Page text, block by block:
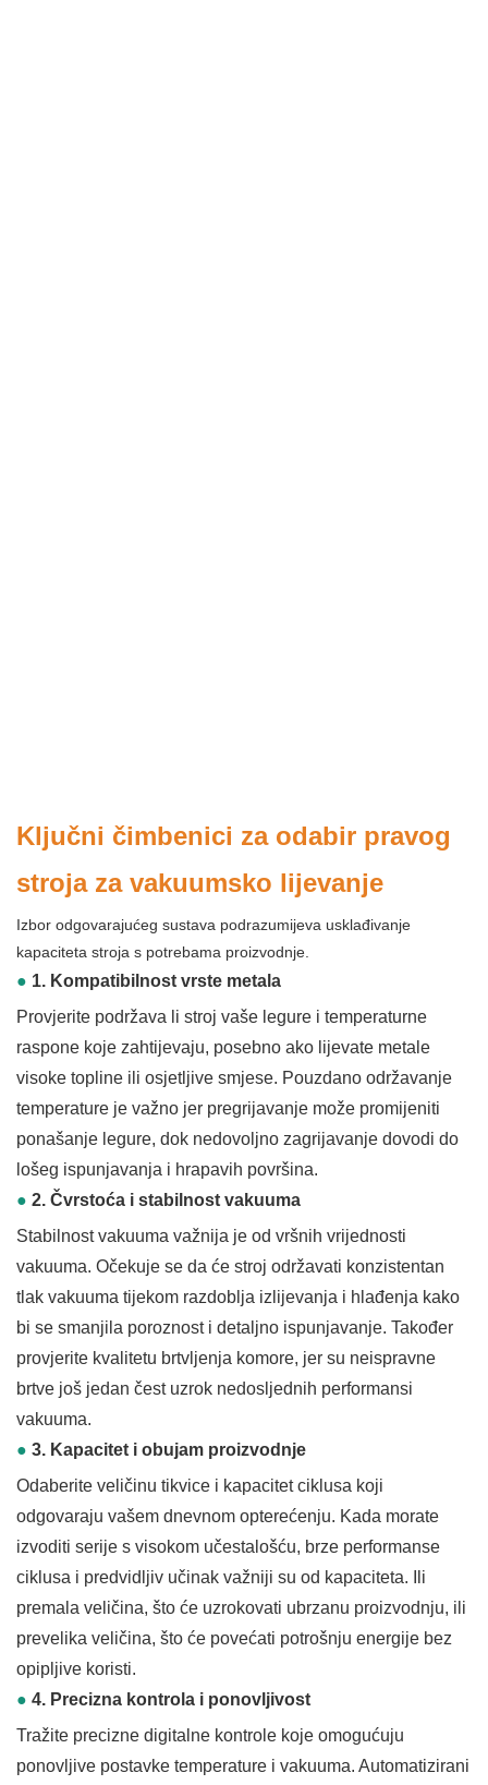
Ključni čimbenici za odabir pravog
stroja za vakuumsko lijevanje
Izbor odgovarajućeg sustava podrazumijeva usklađivanje
kapaciteta stroja s potrebama proizvodnje.
● 1. Kompatibilnost vrste metala
Provjerite podržava li stroj vaše legure i temperaturne
raspone koje zahtijevaju, posebno ako lijevate metale
visoke topline ili osjetljive smjese. Pouzdano održavanje
temperature je važno jer pregrijavanje može promijeniti
ponašanje legure, dok nedovoljno zagrijavanje dovodi do
lošeg ispunjavanja i hrapavih površina.
● 2. Čvrstoća i stabilnost vakuuma
Stabilnost vakuuma važnija je od vršnih vrijednosti
vakuuma. Očekuje se da će stroj održavati konzistentan
tlak vakuuma tijekom razdoblja izlijevanja i hlađenja kako
bi se smanjila poroznost i detaljno ispunjavanje. Također
provjerite kvalitetu brtvljenja komore, jer su neispravne
brtve još jedan čest uzrok nedosljednih performansi
vakuuma.
● 3. Kapacitet i obujam proizvodnje
Odaberite veličinu tikvice i kapacitet ciklusa koji
odgovaraju vašem dnevnom opterećenju. Kada morate
izvoditi serije s visokom učestalošću, brze performanse
ciklusa i predvidljiv učinak važniji su od kapaciteta. Ili
premala veličina, što će uzrokovati ubrzanu proizvodnju, ili
prevelika veličina, što će povećati potrošnju energije bez
opipljive koristi.
● 4. Precizna kontrola i ponovljivost
Tražite precizne digitalne kontrole koje omogućuju
ponovljive postavke temperature i vakuuma. Automatizirani